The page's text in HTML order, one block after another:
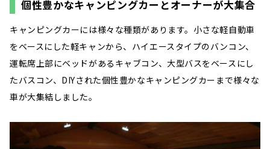
個性豊かなキャンピングカーとオーナーが大集合
キャンピングカーには様々な種類があります。小さな軽自動車
をベースにした軽キャンから、ハイエースタイプのバンコン、
運転席上部にベッドがあるキャブコン、大型バスをベースにし
たバスコン、DIYされた個性豊かなキャンピングカーまで様々な
車が大集結しました。